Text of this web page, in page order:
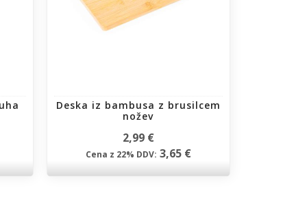
Deska iz bambusa z brusilcem
nožev
2,99 €
Cena z 22% DDV: 3,65 €